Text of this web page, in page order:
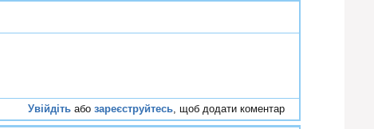
Увійдіть або зареєструйтесь, щоб додати коментар